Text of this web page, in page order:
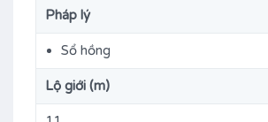
Pháp lý
Sổ hồng
Lộ giới (m)